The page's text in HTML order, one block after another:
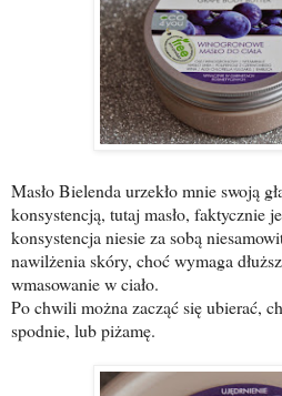
Masło Bielenda urzekło mnie swoją
konsystencją, tutaj masło, faktycznie
konsystencja niesie za sobą
nawilżenia skóry, choć wymaga
wmasowanie w ciało.
Po chwili można zacząć się ubierać,
spodnie, lub piżamę.